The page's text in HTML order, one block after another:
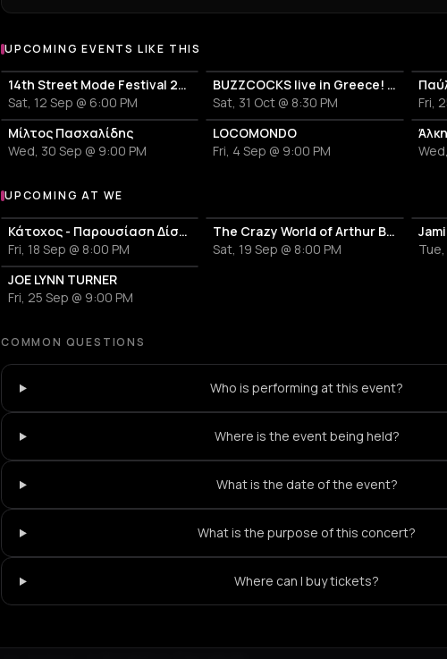
UPCOMING EVENTS LIKE THIS
14th Street Mode Festival 2026
Sat, 12 Sep @ 6:00 PM
BUZZCOCKS live in Greece! 50years anniversary
Sat, 31 Oct @ 8:30 PM
Fri,
Μίλτος Πασχαλίδης
Wed, 30 Sep @ 9:00 PM
LOCOMONDO
Fri, 4 Sep @ 9:00 PM
More events at WE
UPCOMING AT WE
Κάτοχος - Παρουσίαση Δίσκου 'Κουκουβάγιες'
Fri, 18 Sep @ 8:00 PM
The Crazy World of Arthur Brown
Sat, 19 Sep @ 8:00 PM
JOE LYNN TURNER
Fri, 25 Sep @ 9:00 PM
COMMON QUESTIONS
Who is performing at this event?
Where is the event being held?
What is the date of the event?
What is the purpose of this concert?
Where can I buy tickets?